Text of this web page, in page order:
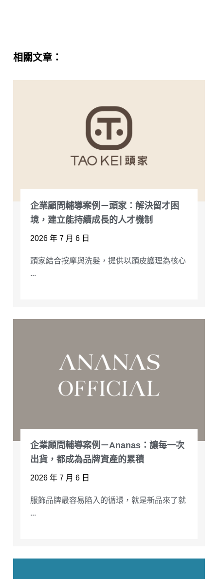
相關文章：
企業顧問輔導案例－頭家：解決留才困
境，建立能持續成長的人才機制
2026 年 7 月 6 日
頭家結合按摩與洗髮，提供以頭皮護理為核心
...
企業顧問輔導案例－Ananas：讓每一次
出貨，都成為品牌資產的累積
2026 年 7 月 6 日
服飾品牌最容易陷入的循環，就是新品來了就
...